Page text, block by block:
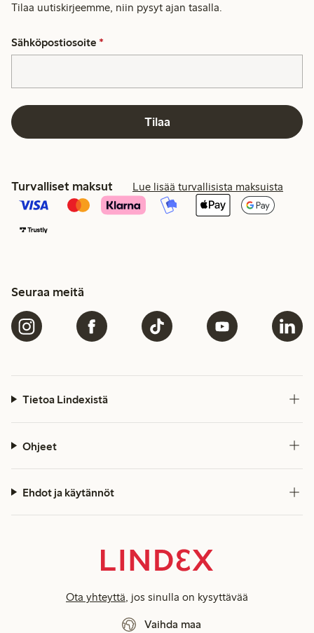
Tilaa uutiskirjeemme, niin pysyt ajan tasalla.
Sähköpostiosoite *
Tilaa
Turvalliset maksut Lue lisää turvallisista maksuista
Seuraa meitä
Tietoa Lindexistä
Ohjeet
Ehdot ja käytännöt
Ota yhteyttä, jos sinulla on kysyttävää
Vaihda maa